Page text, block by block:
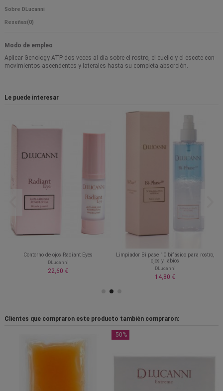
Sobre DLucanni
Reseñas(0)
Modo de empleo
Aplicar Genology ATP dos veces al día sobre el rostro, el cuello y el escote con
movimientos ascendentes y laterales hasta su completa absorción.
Le puede interesar
Contorno de ojos Radiant Eyes
DLucanni
22,60 €
Limpiador Bi pase 10 bifásico para rostro,
ojos y labios
DLucanni
14,80 €
Clientes que compraron este producto también compraron:
-50%